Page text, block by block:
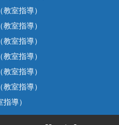
室指導）
室指導）
室指導）
室指導）
室指導）
室指導）
導）